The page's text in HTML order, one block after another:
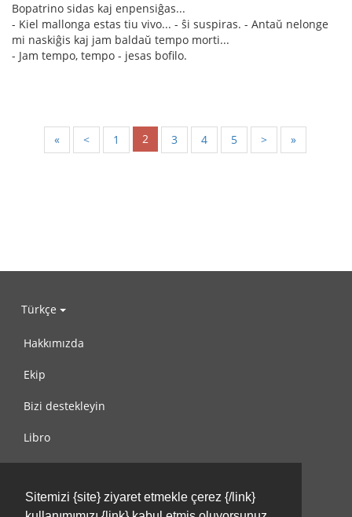
Sitemizi {site} ziyaret etmekle çerez {/link}
Bopatrino sidas kaj enpensiĝas...
- Kiel mallonga estas tiu vivo... - ŝi suspiras. - Antaŭ nelonge
mi naskiĝis kaj jam baldaŭ tempo morti...
- Jam tempo, tempo - jesas bofilo.
« < 1 2 3 4 5 > »
Türkçe
Hakkımızda
Ekip
Bizi destekleyin
Libro
Kullanım Koşulları